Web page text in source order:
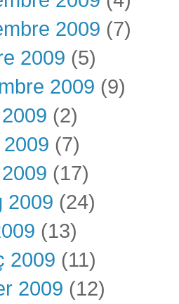
2009 (7)
2009 (5)
2009 (9)
(2)
(7)
(17)
2009 (24)
(13)
2009 (11)
2009 (12)